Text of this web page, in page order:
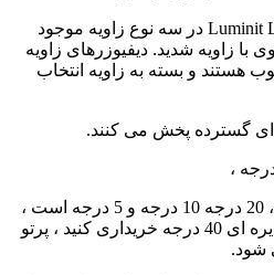
دیفیوزر Luminit Light Shaping Diffuser در سه نوع زاویه موجود
با زاویه شدید. دیفیوزرهای زاویه
هستند و بسته به زاویه انتخاب
ای گسترده پخش می کنند.
60 درجه ، 40 درجه ، 30 درجه ، 20 درجه 10 درجه و 5 درجه است ،
بنابراین اگر یک ورق دیفیوزر دایره ای 40 درجه خریداری کنید ، پرتو